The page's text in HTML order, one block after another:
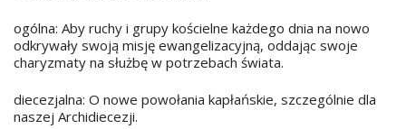
ogólna: Aby ruchy i grupy kościelne każdego dnia na nowo
odkrywały swoją misję ewangelizacyjną, oddając swoje
charyzmaty na służbę w potrzebach świata.
diecezjalna: O nowe powołania kapłańskie, szczególnie dla
naszej Archidiecezji.